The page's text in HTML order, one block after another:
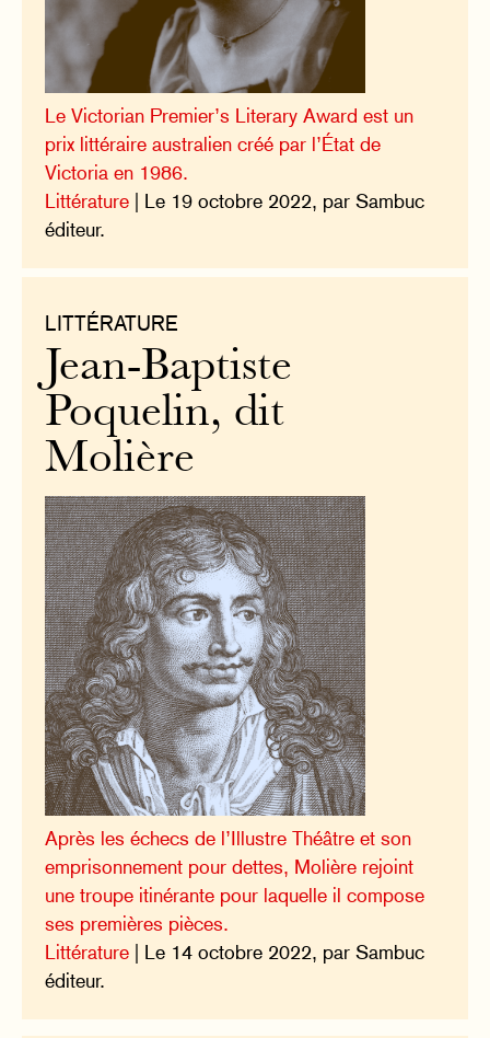
Le Victorian Premier’s Literary Award est un
prix littéraire australien créé par l’État de
Victoria en 1986.
Littérature | Le 19 octobre 2022, par Sambuc
éditeur.
LITTÉRATURE
Jean-Baptiste
Poquelin, dit
Molière
Après les échecs de l’Illustre Théâtre et son
emprisonnement pour dettes, Molière rejoint
une troupe itinérante pour laquelle il compose
ses premières pièces.
Littérature | Le 14 octobre 2022, par Sambuc
éditeur.